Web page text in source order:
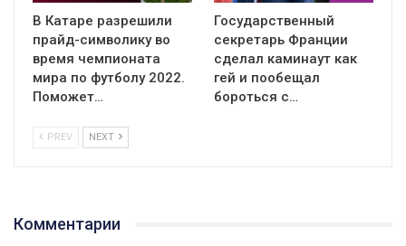
В Катаре разрешили
прайд-символику во
время чемпионата
мира по футболу 2022.
Поможет…
Государственный
секретарь Франции
сделал каминаут как
гей и пообещал
бороться с…
PREV NEXT
Комментарии